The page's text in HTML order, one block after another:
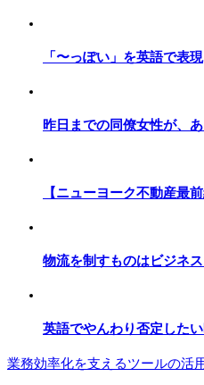
「〜っぽい」を英語で表現
昨日までの同僚女性が、
【ニューヨーク不動産最
物流を制すものはビジネ
英語でやんわり否定したい
業務効率化を支えるツールの活